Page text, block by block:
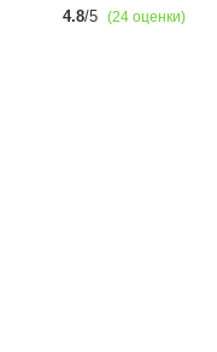
4.8/5 (24 оценки)